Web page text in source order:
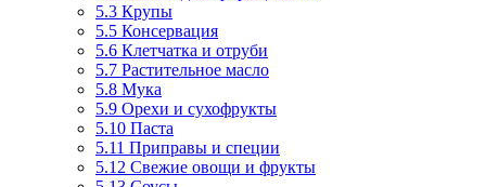
5.3 Крупы
5.5 Консервация
5.6 Клетчатка и отруби
5.7 Растительное масло
5.8 Мука
5.9 Орехи и сухофрукты
5.10 Паста
5.11 Приправы и специи
5.12 Свежие овощи и фрукты